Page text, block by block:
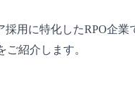
採用に特化したRPO企
ご紹介します。